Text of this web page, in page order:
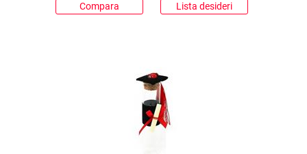
Compara Lista desideri